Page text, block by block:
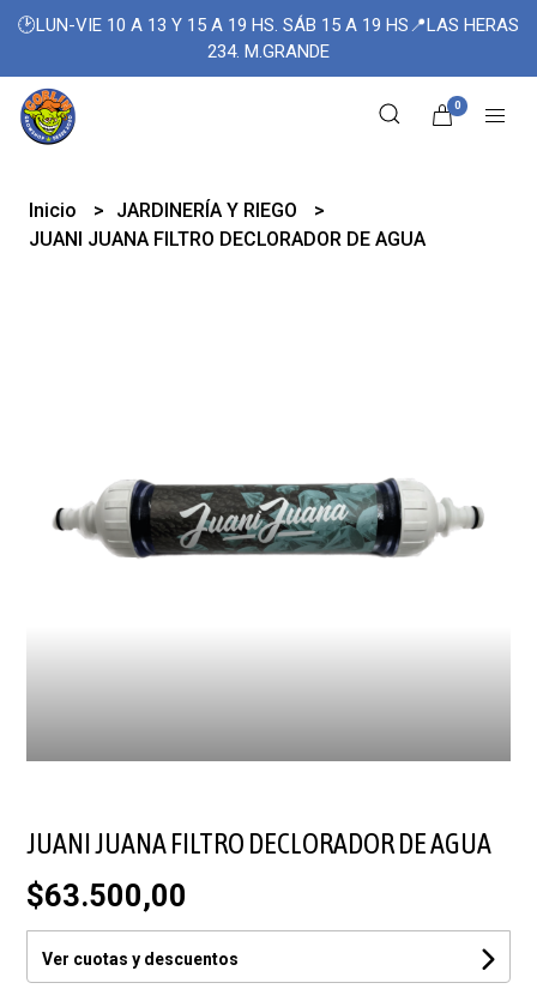
🕑LUN-VIE 10 A 13 Y 15 A 19 HS. SÁB 15 A 19 HS📍LAS HERAS
234. M.GRANDE
0
Inicio
JARDINERÍA Y RIEGO
JUANI JUANA FILTRO DECLORADOR DE AGUA
JUANI JUANA FILTRO DECLORADOR DE AGUA
$63.500,00
Ver cuotas y descuentos